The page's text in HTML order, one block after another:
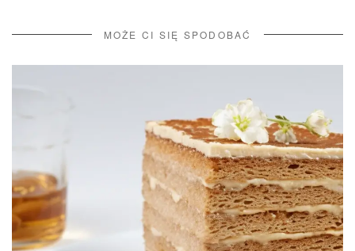
MOŻE CI SIĘ SPODOBAĆ